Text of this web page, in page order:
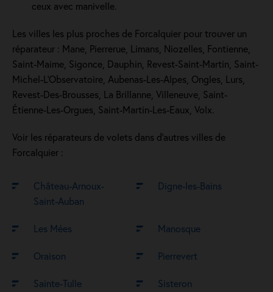
ceux avec manivelle.
Les villes les plus proches de Forcalquier pour trouver un
réparateur : Mane, Pierrerue, Limans, Niozelles, Fontienne,
Saint-Maime, Sigonce, Dauphin, Revest-Saint-Martin, Saint-
Michel-L'Observatoire, Aubenas-Les-Alpes, Ongles, Lurs,
Revest-Des-Brousses, La Brillanne, Villeneuve, Saint-
Étienne-Les-Orgues, Saint-Martin-Les-Eaux, Volx.
Voir les réparateurs de volets dans d’autres villes de
Forcalquier :
Château-Arnoux-
Saint-Auban
Digne-les-Bains
Les Mées Manosque
Oraison Pierrevert
Sainte-Tulle Sisteron